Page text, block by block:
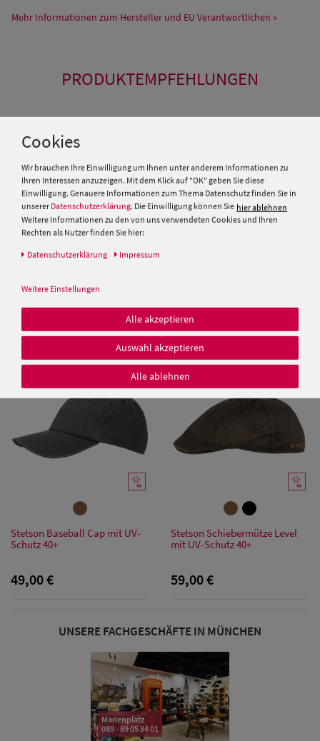
Damen Caps
Damen
Baseball Caps
Schutz Caps
Damen
Snapback Caps
Damen Caps
Mehr Informationen zum Hersteller und EU Verantwortlichen »
PRODUKTEMPFEHLUNGEN
Balke Sportmütze Lakota im
25,00 € 49,00 €
Stetson Baseball Cap mit UV-
Schutz 40+
49,00 €
Stetson Schiebermütze Level
mit UV-Schutz 40+
59,00 €
UNSERE FACHGESCHÄFTE IN MÜNCHEN
Marienplatz
089 - 89 05 84 01
Cookies
Wir brauchen Ihre Einwilligung um Ihnen unter anderem Informationen zu
Ihren Interessen anzuzeigen. Mit dem Klick auf "OK" geben Sie diese
Einwilligung. Genauere Informationen zum Thema Datenschutz finden Sie in
unserer Datenschutzerklärung. Die Einwilligung können Sie hier ablehnen
Weitere Informationen zu den von uns verwendeten Cookies und Ihren
Rechten als Nutzer finden Sie hier:
Daten­schutz­erklärung Impressum
Weitere Einstellungen
Alle akzeptieren
Auswahl akzeptieren
Alle ablehnen